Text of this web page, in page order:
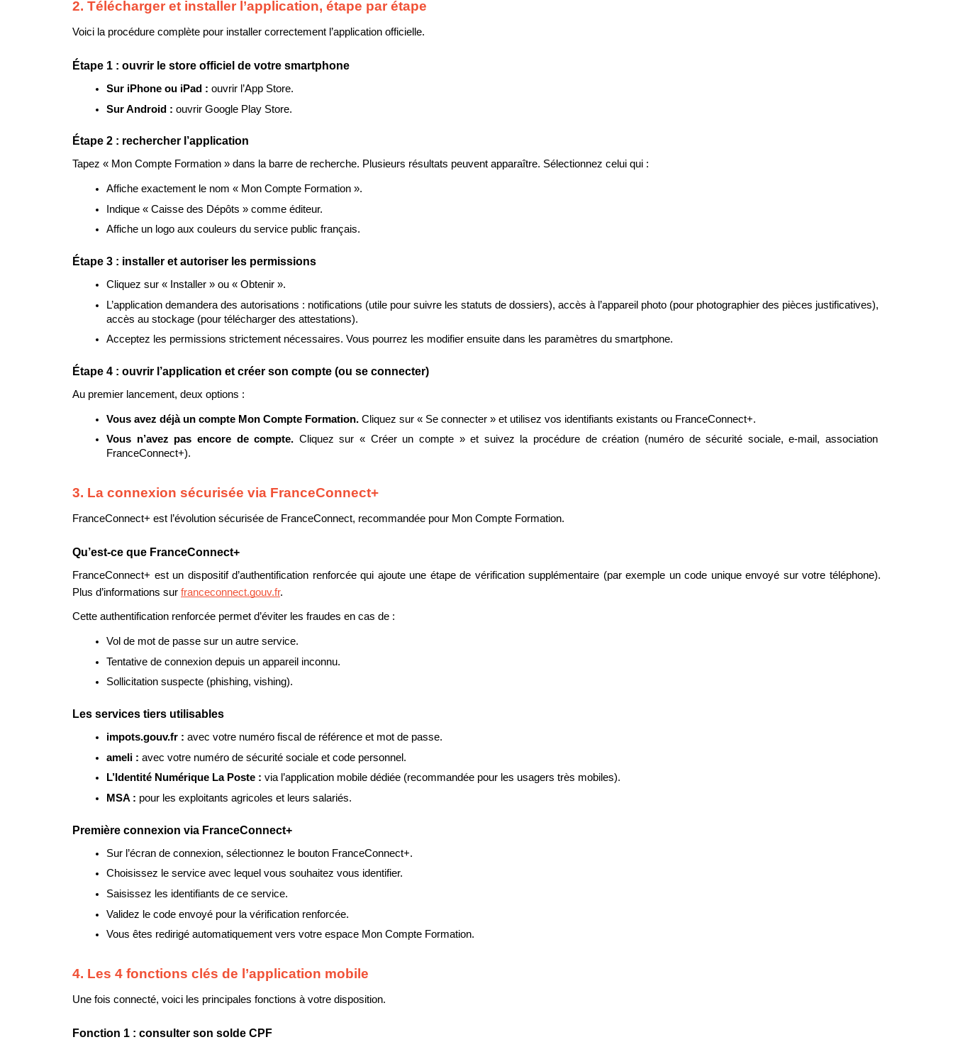
2. Télécharger et installer l’application, étape par étape
Voici la procédure complète pour installer correctement l’application officielle.
Étape 1 : ouvrir le store officiel de votre smartphone
Sur iPhone ou iPad : ouvrir l’App Store.
Sur Android : ouvrir Google Play Store.
Étape 2 : rechercher l’application
Tapez « Mon Compte Formation » dans la barre de recherche. Plusieurs résultats peuvent apparaître. Sélectionnez celui qui :
Affiche exactement le nom « Mon Compte Formation ».
Indique « Caisse des Dépôts » comme éditeur.
Affiche un logo aux couleurs du service public français.
Étape 3 : installer et autoriser les permissions
Cliquez sur « Installer » ou « Obtenir ».
L’application demandera des autorisations : notifications (utile pour suivre les statuts de dossiers), accès à l’appareil photo (pour photographier des pièces justificatives),
accès au stockage (pour télécharger des attestations).
Acceptez les permissions strictement nécessaires. Vous pourrez les modifier ensuite dans les paramètres du smartphone.
Étape 4 : ouvrir l’application et créer son compte (ou se connecter)
Au premier lancement, deux options :
Vous avez déjà un compte Mon Compte Formation. Cliquez sur « Se connecter » et utilisez vos identifiants existants ou FranceConnect+.
Vous n’avez pas encore de compte. Cliquez sur « Créer un compte » et suivez la procédure de création (numéro de sécurité sociale, e-mail, association
FranceConnect+).
3. La connexion sécurisée via FranceConnect+
FranceConnect+ est l’évolution sécurisée de FranceConnect, recommandée pour Mon Compte Formation.
Qu’est-ce que FranceConnect+
FranceConnect+ est un dispositif d’authentification renforcée qui ajoute une étape de vérification supplémentaire (par exemple un code unique envoyé sur votre téléphone).
Plus d’informations sur franceconnect.gouv.fr.
Cette authentification renforcée permet d’éviter les fraudes en cas de :
Vol de mot de passe sur un autre service.
Tentative de connexion depuis un appareil inconnu.
Sollicitation suspecte (phishing, vishing).
Les services tiers utilisables
impots.gouv.fr : avec votre numéro fiscal de référence et mot de passe.
ameli : avec votre numéro de sécurité sociale et code personnel.
L’Identité Numérique La Poste : via l’application mobile dédiée (recommandée pour les usagers très mobiles).
MSA : pour les exploitants agricoles et leurs salariés.
Première connexion via FranceConnect+
Sur l’écran de connexion, sélectionnez le bouton FranceConnect+.
Choisissez le service avec lequel vous souhaitez vous identifier.
Saisissez les identifiants de ce service.
Validez le code envoyé pour la vérification renforcée.
Vous êtes redirigé automatiquement vers votre espace Mon Compte Formation.
4. Les 4 fonctions clés de l’application mobile
Une fois connecté, voici les principales fonctions à votre disposition.
Fonction 1 : consulter son solde CPF